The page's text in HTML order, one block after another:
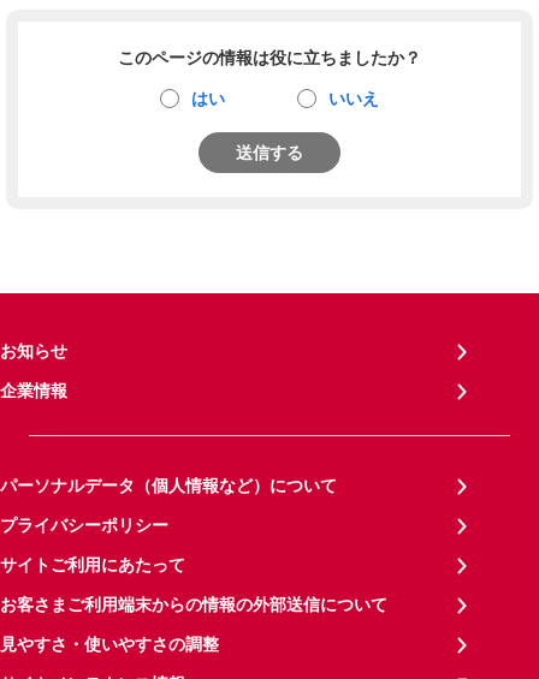
このページの情報は役に立ちましたか？
はい いいえ
送信する
お知らせ
企業情報
パーソナルデータ（個人情報など）について
プライバシーポリシー
サイトご利用にあたって
お客さまご利用端末からの情報の外部送信について
見やすさ・使いやすさの調整